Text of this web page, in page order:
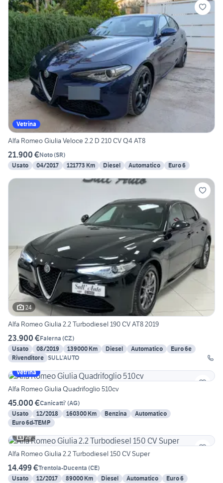
Vetrina
Alfa Romeo Giulia Veloce 2.2 D 210 CV Q4 AT8
21.900 €Noto(SR)
Usato
04/2017 121773 Km Diesel Automatico Euro 6
24
Alfa Romeo Giulia 2.2 Turbodiesel 190 CV AT8 2019
23.900 €Falerna (CZ)
Usato
08/2019 139000 Km Diesel Automatico
Euro 6e
Rivenditore SULL'AUTO
Vetrina
Alfa Romeo Giulia Quadrifoglio 510cv
45.000 €Canicatti' (AG)
Usato
12/2018 160300 Km Benzina
Automatico
Euro 6d-TEMP
29
Alfa Romeo Giulia 2.2 Turbodiesel 150 CV Super
14.499 €Trentola-Ducenta (CE)
Usato
12/2017 89000 Km Diesel Automatico
Euro 6